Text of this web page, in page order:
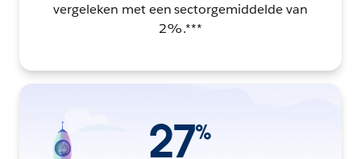
vergeleken met een sectorgemiddelde van
2%.***
27%